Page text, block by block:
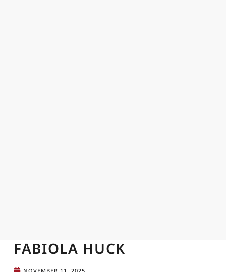
FABIOLA HUCK